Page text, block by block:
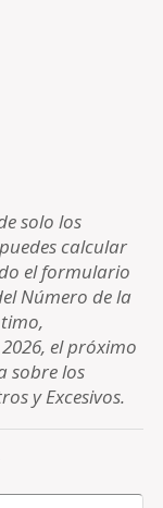
solo los
calcular
el formulario
Número de la
el próximo
sobre los
y Excesivos.